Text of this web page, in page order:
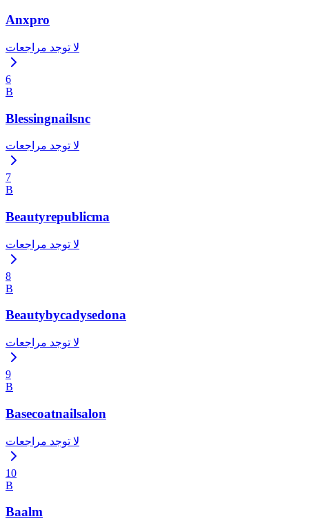
Anxpro
لا توجد مراجعات
6
B
Blessingnailsnc
لا توجد مراجعات
7
B
Beautyrepublicma
لا توجد مراجعات
8
B
Beautybycadysedona
لا توجد مراجعات
9
B
Basecoatnailsalon
لا توجد مراجعات
10
B
Baalm